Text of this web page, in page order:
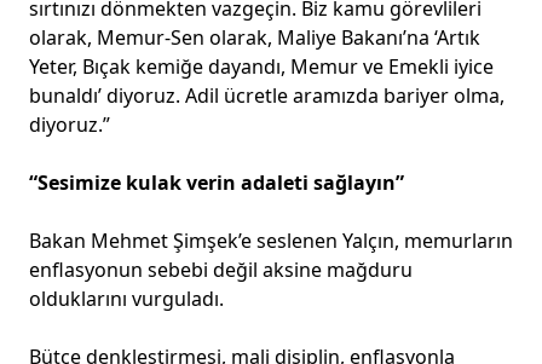
sırtınızı dönmekten vazgeçin. Biz kamu görevlileri
olarak, Memur-Sen olarak, Maliye Bakanı’na ‘Artık
Yeter, Bıçak kemiğe dayandı, Memur ve Emekli iyice
bunaldı’ diyoruz. Adil ücretle aramızda bariyer olma,
diyoruz.”
“Sesimize kulak verin adaleti sağlayın”
Bakan Mehmet Şimşek’e seslenen Yalçın, memurların
enflasyonun sebebi değil aksine mağduru
olduklarını vurguladı.
Bütçe denkleştirmesi, mali disiplin, enflasyonla